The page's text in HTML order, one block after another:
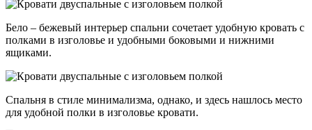
Бело – бежевый интерьер спальни сочетает удобную кровать с
полками в изголовье и удобными боковыми и нижними
ящиками.
Спальня в стиле минимализма, однако, и здесь нашлось место
для удобной полки в изголовье кровати.